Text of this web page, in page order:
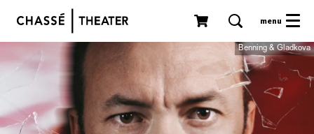
menu
Benning & Gladkova